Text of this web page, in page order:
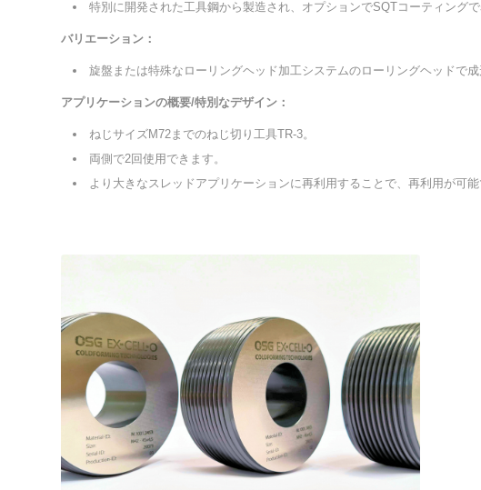
特別に開発された工具鋼から製造され、オプションでSQTコーティングで
バリエーション：
旋盤または特殊なローリングヘッド加工システムのローリングヘッドで
アプリケーションの概要/特別なデザイン：
ねじサイズM72までのねじ切り工具TR-3。
両側で2回使用できます。
より大きなスレッドアプリケーションに再利用することで、再利用が可能